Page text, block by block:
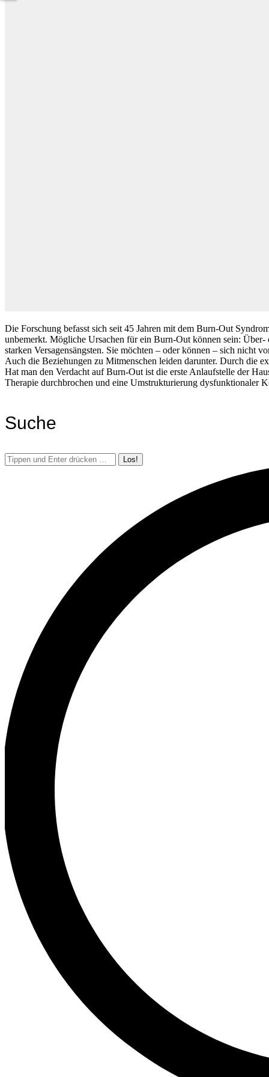
Die Forschung befasst sich seit 45 Jahren mit dem Burn-Out
unbemerkt. Mögliche Ursachen für ein Burn-Out können sein:
starken Versagensängsten. Sie möchten – oder können – sich nicht
Auch die Beziehungen zu Mitmenschen leiden darunter. Durch die
Hat man den Verdacht auf Burn-Out ist die erste Anlaufstelle der
Therapie durchbrochen und eine Umstrukturierung dysfunktionaler
Suche